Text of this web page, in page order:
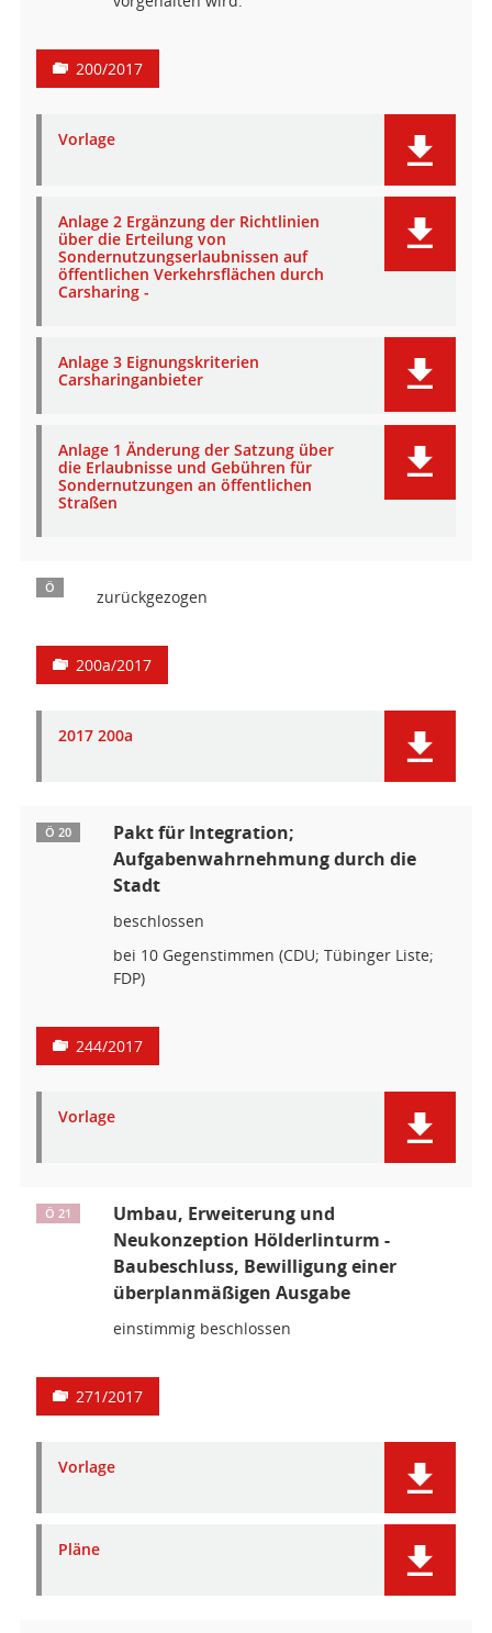
200/2017
Vorlage
Anlage 2 Ergänzung der Richtlinien
über die Erteilung von
Sondernutzungserlaubnissen auf
öffentlichen Verkehrsflächen durch
Carsharing -
Anlage 3 Eignungskriterien
Carsharinganbieter
Anlage 1 Änderung der Satzung über
die Erlaubnisse und Gebühren für
Sondernutzungen an öffentlichen
Straßen
Ö zurückgezogen
200a/2017
2017 200a
Ö 20
Pakt für Integration;
Aufgabenwahrnehmung durch die
Stadt
beschlossen
bei 10 Gegenstimmen (CDU; Tübinger Liste;
FDP)
244/2017
Vorlage
Ö 21
Umbau, Erweiterung und
Neukonzeption Hölderlinturm -
Baubeschluss, Bewilligung einer
überplanmäßigen Ausgabe
einstimmig beschlossen
271/2017
Vorlage
Pläne